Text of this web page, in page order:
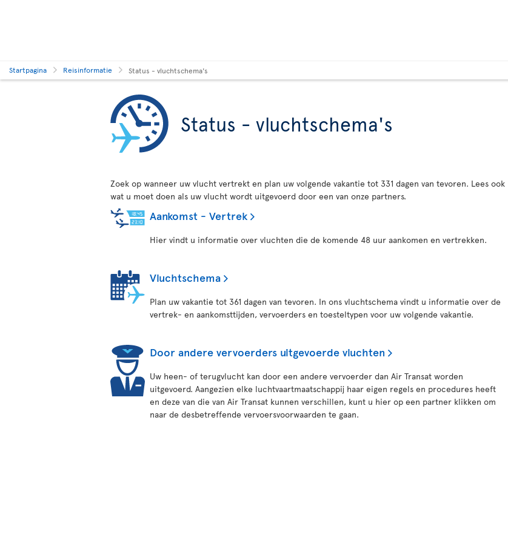
Startpagina Reisinformatie Status - vluchtschema's
Status - vluchtschema's
Zoek op wanneer uw vlucht vertrekt en plan uw volgende vakantie tot 331 dagen van tevoren. Lees ook
wat u moet doen als uw vlucht wordt uitgevoerd door een van onze partners.
Aankomst - Vertrek
Hier vindt u informatie over vluchten die de komende 48 uur aankomen en vertrekken.
Vluchtschema
Plan uw vakantie tot 361 dagen van tevoren. In ons vluchtschema vindt u informatie over de
vertrek- en aankomsttijden, vervoerders en toesteltypen voor uw volgende vakantie.
Door andere vervoerders uitgevoerde vluchten
Uw heen- of terugvlucht kan door een andere vervoerder dan Air Transat worden
uitgevoerd. Aangezien elke luchtvaartmaatschappij haar eigen regels en procedures heeft
en deze van die van Air Transat kunnen verschillen, kunt u hier op een partner klikken om
naar de desbetreffende vervoersvoorwaarden te gaan.